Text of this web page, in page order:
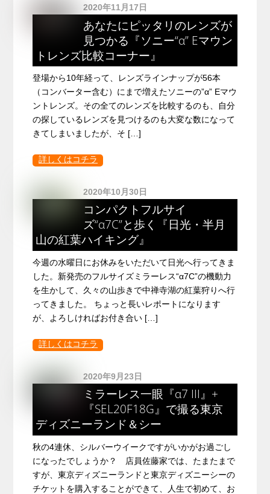
2020年11月17日
あなたにピッタリのレンズが
見つかる『ソニー“α” Eマウン
トレンズ比較コーナー』
登場から10年経って、レンズラインナップが56本
（コンバーター含む）にまで増えたソニーの”α” Eマウ
ントレンズ。その全てのレンズを比較するのも、自分
の探しているレンズを見つけるのも大変な数になって
きてしまいましたが、そ […]
詳しくはコチラ
2020年10月30日
コンパクトフルサイ
ズ“α7C”と歩く『日光・半月
山の紅葉ハイキング』
今週の水曜日にお休みをいただいて日光へ行ってきま
した。新発売のフルサイズミラーレス“α7C”の機動力
を生かして、久々の山歩きで中禅寺湖の紅葉狩りへ行
ってきました。 ちょっと長いレポートになります
が、よろしければお付き合い […]
詳しくはコチラ
2020年9月23日
ミラーレス一眼『α7 III』+
『SEL20F18G』で撮る東京
ディズニーランド＆シー
秋の4連休、シルバーウイークですがいかがお過ごし
になったでしょうか？ 店員佐藤家では、たまたまで
すが、東京ディズニーランドと東京ディズニーシーの
チケットを購入することができて、人生で初めて、お